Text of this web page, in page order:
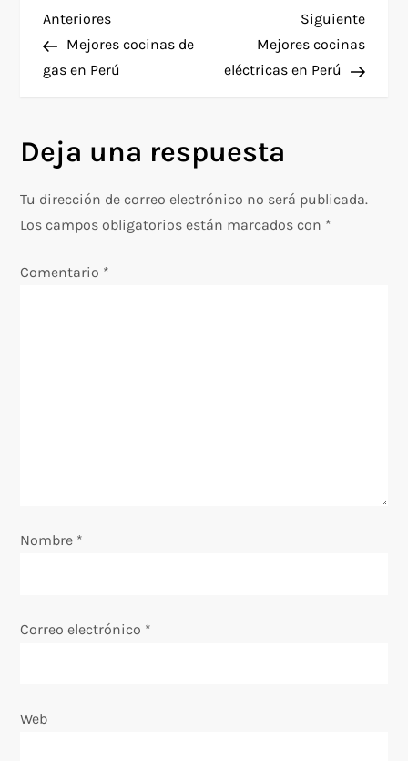
N
a
e
g
a
c
e
t
a
Entrada
anterior
Anteriores
Mejores cocinas de
gas en Perú
Siguiente
Mejores cocinas
eléctricas en Perú
Deja una respuesta
Tu dirección de correo electrónico no será publicada.
Los campos obligatorios están marcados con *
Comentario *
Nombre *
Correo electrónico *
Web